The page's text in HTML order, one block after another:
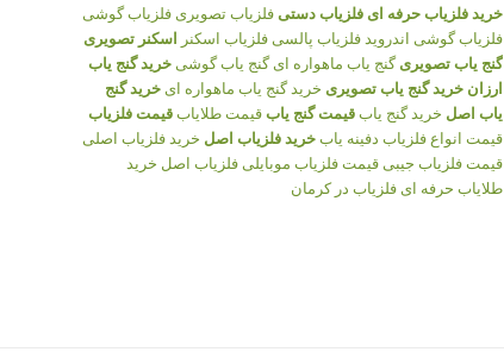
خرید فلزیاب حرفه ای فلزیاب دستی فلزیاب تصویری فلزیاب گوشی
فلزیاب گوشی اندروید فلزیاب پالسی فلزیاب اسکنر
اسکنر تصویری
گنج یاب تصویری گنج یاب ماهواره ای گنج یاب گوشی خرید گنج یاب
ارزان خرید گنج یاب تصویری خرید گنج یاب ماهواره ای خرید گنج
یاب اصل خرید گنج یاب قیمت گنج یاب قیمت طلایاب قیمت فلزیاب
قیمت انواع فلزیاب دفینه یاب خرید فلزیاب اصل خرید فلزیاب اصلی
قیمت فلزیاب جیبی قیمت فلزیاب موبایلی فلزیاب اصل خرید
طلایاب حرفه ای فلزیاب در کرمان